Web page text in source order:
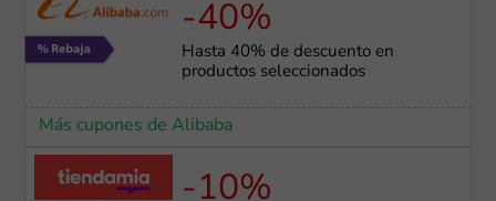
-40%
Hasta 40% de descuento en
productos seleccionados
Más cupones de Alibaba
-10%